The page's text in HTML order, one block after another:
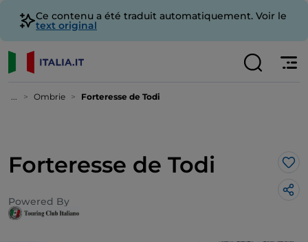
Ce contenu a été traduit automatiquement. Voir le
text original
... Ombrie Forteresse de Todi
Forteresse de Todi
Powered By